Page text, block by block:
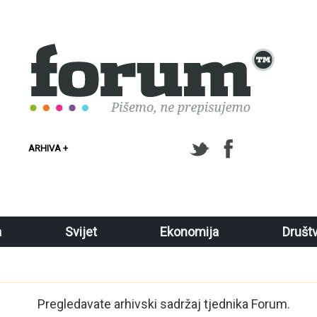
ARHIVA +
Svijet Ekonomija
Pregledavate arhivski sadržaj tjednika Forum.